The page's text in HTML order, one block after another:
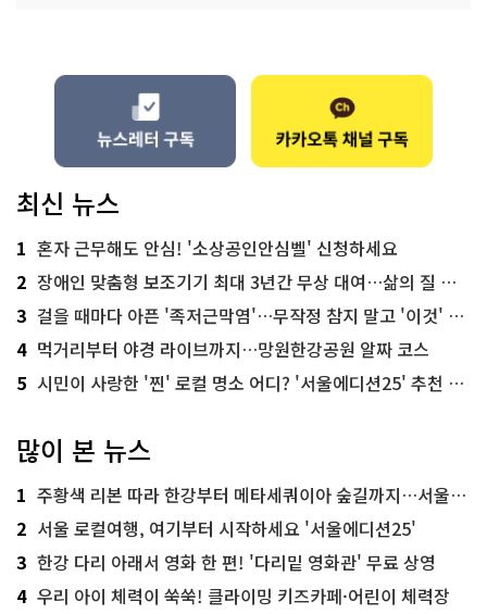
최신 뉴스
1 혼자 근무해도 안심! '소상공인안심벨' 신청하세요
2 장애인 맞춤형 보조기기 최대 3년간 무상 대여…삶의 질 높인다
3 걸을 때마다 아픈 '족저근막염'…무작정 참지 말고 '이것' 해보세요!
4 먹거리부터 야경 라이브까지…망원한강공원 알짜 코스
5 시민이 사랑한 '찐' 로컬 명소 어디? '서울에디션25' 추천 코스
많이 본 뉴스
1 주황색 리본 따라 한강부터 메타세쿼이아 숲길까지…서울둘레길 15코스
2 서울 로컬여행, 여기부터 시작하세요 '서울에디션25'
3 한강 다리 아래서 영화 한 편! '다리밑 영화관' 무료 상영
4 우리 아이 체력이 쑥쑥! 클라이밍 키즈카페·어린이 체력장